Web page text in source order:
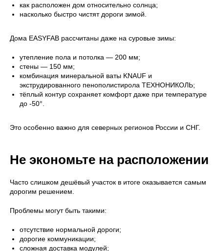
как расположен дом относительно солнца;
насколько быстро чистят дороги зимой.
Дома EASYFAB рассчитаны даже на суровые зимы:
утепление пола и потолка — 200 мм;
стены — 150 мм;
комбинация минеральной ваты KNAUF и
экструдированного пенополистирола ТЕХНОНИКОЛЬ;
тёплый контур сохраняет комфорт даже при температуре
до -50°.
Это особенно важно для северных регионов России и СНГ.
Не экономьте на расположении
Часто слишком дешёвый участок в итоге оказывается самым
дорогим решением.
Проблемы могут быть такими:
отсутствие нормальной дороги;
дорогие коммуникации;
сложная доставка модулей;